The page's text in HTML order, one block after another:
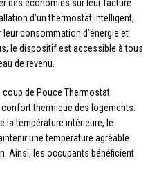
des économies sur leur facture
d’un thermostat intelligent,
consommation d’énergie et
le dispositif est accessible à tous
de revenu.
de Pouce Thermostat
thermique des logements.
la température intérieure, le
une température agréable
Ainsi, les occupants bénéficient